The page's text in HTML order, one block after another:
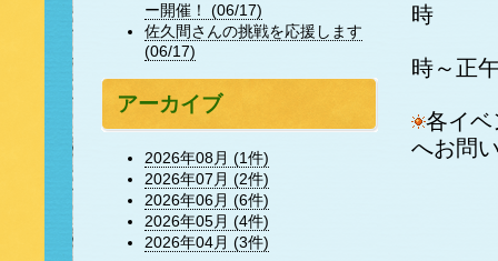
時
時～正
各イベ
へお問
ー開催！ (06/17)
佐久間さんの挑戦を応援します
(06/17)
アーカイブ
2026年08月 (1件)
2026年07月 (2件)
2026年06月 (6件)
2026年05月 (4件)
2026年04月 (3件)